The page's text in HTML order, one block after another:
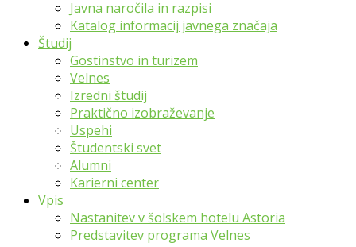
Javna naročila in razpisi
Katalog informacij javnega značaja
Študij
Gostinstvo in turizem
Velnes
Izredni študij
Praktično izobraževanje
Uspehi
Študentski svet
Alumni
Karierni center
Vpis
Nastanitev v šolskem hotelu Astoria
Predstavitev programa Velnes